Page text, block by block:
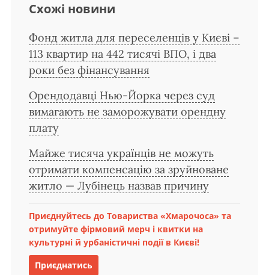
Схожі новини
Фонд житла для переселенців у Києві –
113 квартир на 442 тисячі ВПО, і два
роки без фінансування
Орендодавці Нью-Йорка через суд
вимагають не заморожувати орендну
плату
Майже тисяча українців не можуть
отримати компенсацію за зруйноване
житло — Лубінець назвав причину
Приєднуйтесь до Товариства «Хмарочоса» та
отримуйте фірмовий мерч і квитки на
культурні й урбаністичні події в Києві!
Приєднатись